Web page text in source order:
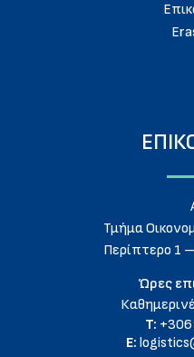
Τμήμα
Περίπτερο 1
Ώρες
T:
E: